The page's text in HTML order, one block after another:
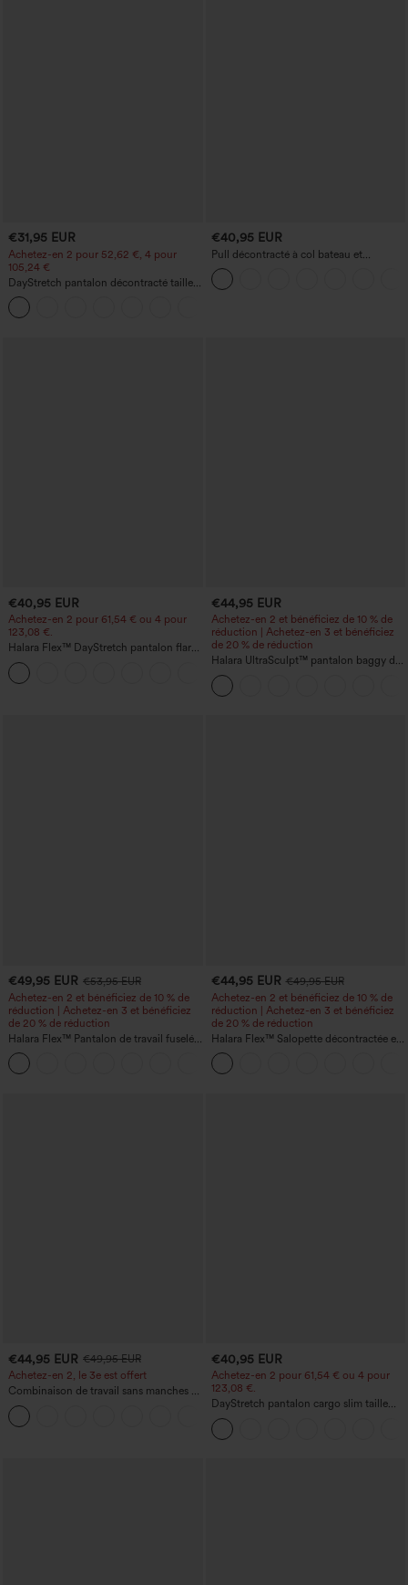
€31,95 EUR
Achetez-en 2 pour 52,62 €, 4 pour
105,24 €
DayStretch pantalon décontracté taille
haute à jambe en forme de tonneau
avec poches
€40,95 EUR
Pull décontracté à col bateau et
manches chauve-souris
€40,95 EUR
Achetez-en 2 pour 61,54 € ou 4 pour
123,08 €.
Halara Flex™ DayStretch pantalon flare
de travail, taille mi-haute, poche latérale
zippée
€44,95 EUR
Achetez-en 2 et bénéficiez de 10 % de
réduction | Achetez-en 3 et bénéficiez
de 20 % de réduction
Halara UltraSculpt™ pantalon baggy de
yoga taille haute à effet gainant pour le
ventre, à rayures color block, avec
poches
€49,95 EUR €53,95 EUR
Achetez-en 2 et bénéficiez de 10 % de
réduction | Achetez-en 3 et bénéficiez
de 20 % de réduction
Halara Flex™ Pantalon de travail fuselé,
uni, taille haute, avec poches
€44,95 EUR €49,95 EUR
Achetez-en 2 et bénéficiez de 10 % de
réduction | Achetez-en 3 et bénéficiez
de 20 % de réduction
Halara Flex™ Salopette décontractée en
denim lavé à encolure en V avec poche
€44,95 EUR €49,95 EUR
Achetez-en 2, le 3e est offert
Combinaison de travail sans manches à
encolure bateau, côtés noués, toucher
frais, rayée, avec poches — Édition Easy
Peezy
€40,95 EUR
Achetez-en 2 pour 61,54 € ou 4 pour
123,08 €.
DayStretch pantalon cargo slim taille
haute, poches zippées, uni